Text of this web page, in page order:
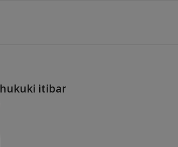
hukuki itibar